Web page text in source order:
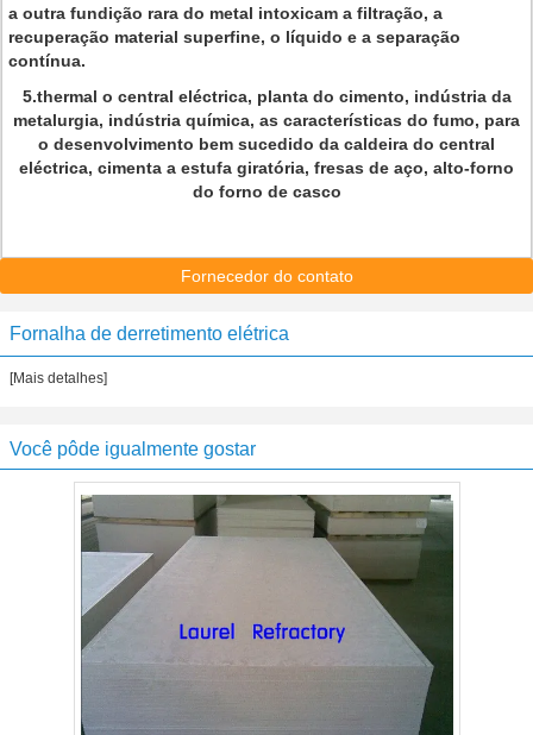
a outra fundição rara do metal intoxicam a filtração, a
recuperação material superfine, o líquido e a separação
contínua.
5.thermal o central eléctrica, planta do cimento, indústria da
metalurgia, indústria química, as características do fumo, para
o desenvolvimento bem sucedido da caldeira do central
eléctrica, cimenta a estufa giratória, fresas de aço, alto-forno
do forno de casco
Fornecedor do contato
Fornalha de derretimento elétrica
[Mais detalhes]
Você pôde igualmente gostar